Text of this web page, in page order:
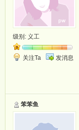
级别: 义工
关注Ta 发消息
笨笨鱼